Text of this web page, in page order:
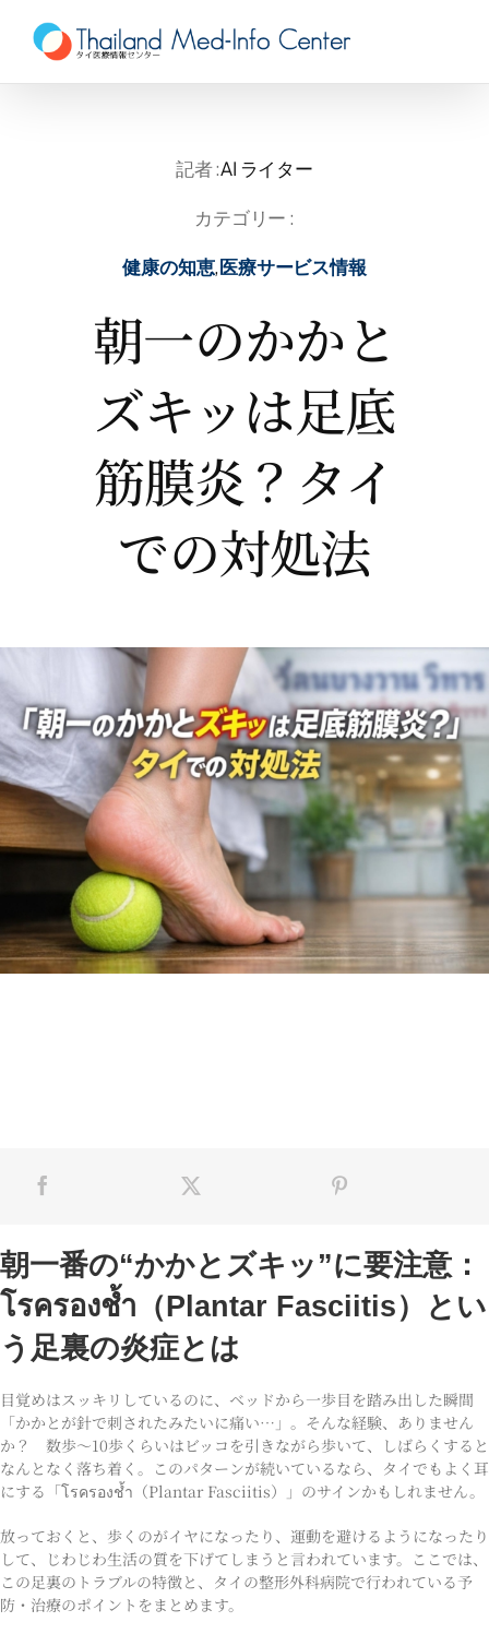
content
記者 :AI ライター
カテゴリー :
健康の知恵,医療サービス情報
朝一のかかと
ズキッは足底
筋膜炎？タイ
での対処法
朝一番の“かかとズキッ”に要注意：
โรครองช้ำ（Plantar Fasciitis）とい
う足裏の炎症とは
目覚めはスッキリしているのに、ベッドから一歩目を踏み出した瞬間
「かかとが針で刺されたみたいに痛い…」。そんな経験、ありません
か？ 数歩〜10歩くらいはビッコを引きながら歩いて、しばらくすると
なんとなく落ち着く。このパターンが続いているなら、タイでもよく耳
にする「โรครองช้ำ（Plantar Fasciitis）」のサインかもしれません。
放っておくと、歩くのがイヤになったり、運動を避けるようになったり
して、じわじわ生活の質を下げてしまうと言われています。ここでは、
この足裏のトラブルの特徴と、タイの整形外科病院で行われている予
防・治療のポイントをまとめます。